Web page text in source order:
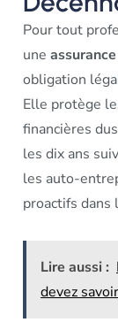
Pour tout
une
obligation
Elle protège
financières
les dix ans
les auto-
proactifs dans
Lire aussi :
devez savoir